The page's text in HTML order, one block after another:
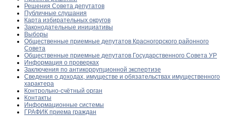
Решения Совета депутатов
Публичные слушания
Карта избирательных округов
Законодательные инициативы
Выборы
Общественные приемные депутатов Красногорского районного
Совета
Общественные приемные депутатов Государственного Совета УР
Информация о проверках
Заключения по антикоррупционной экспертизе
Сведения о доходах, имуществе и обязательствах имущественного
характера
Контрольно-счётный орган
Контакты
Информационные системы
ГРАФИК приема граждан